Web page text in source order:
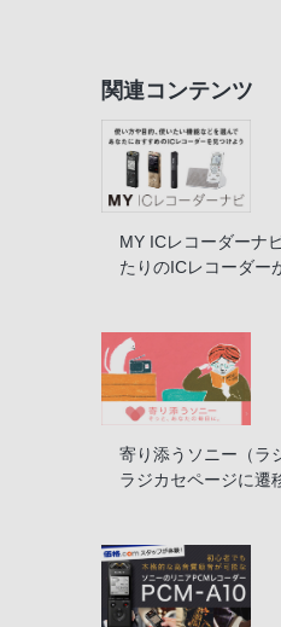
関連コンテンツ
MY ICレコーダーナ
たりのICレコーダー
寄り添うソニー（ラ
ラジカセページに遷